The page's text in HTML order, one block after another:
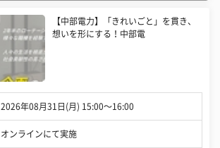
【中部電力】「きれいごと」を貫き、
想いを形にする！中部電
2026年08月31日(月) 15:00〜16:00
オンラインにて実施